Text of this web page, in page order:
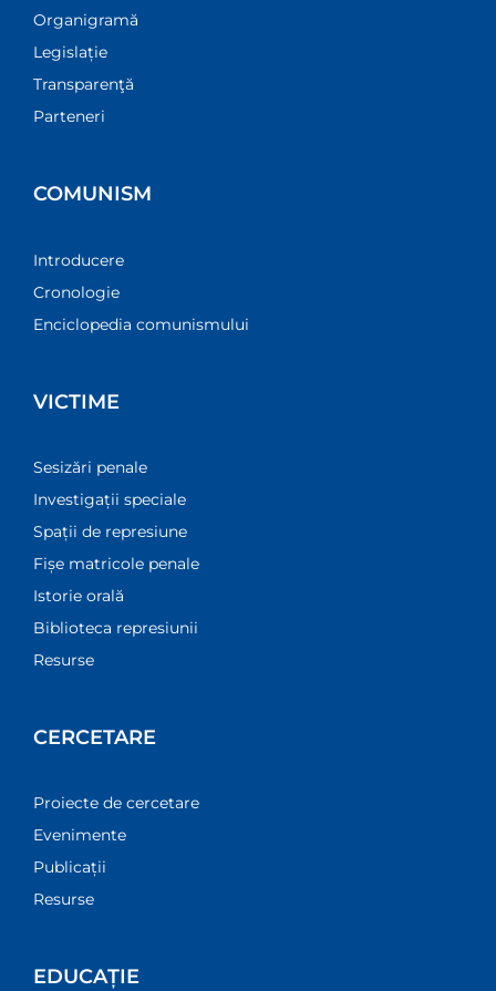
Organigramă
Legislație
Transparenţă
Parteneri
COMUNISM
Introducere
Cronologie
Enciclopedia comunismului
VICTIME
Sesizări penale
Investigații speciale
Spații de represiune
Fișe matricole penale
Istorie orală
Biblioteca represiunii
Resurse
CERCETARE
Proiecte de cercetare
Evenimente
Publicații
Resurse
EDUCAȚIE